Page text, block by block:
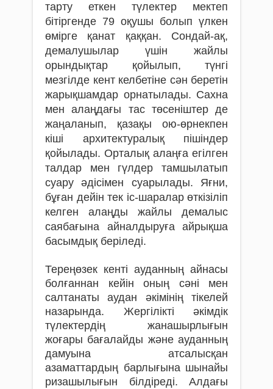
тарту еткен түлектер мектеп
бітіргенде 79 оқушы болып үлкен
өмірге қанат қаққан. Сондай-ақ,
демалушылар үшін жайлы
орындықтар қойылып, түнгі
мезгілде кент келбетіне сән беретін
жарықшамдар орнатылады. Сахна
мен алаңдағы тас төсеніштер де
жаңаланып, қазақы ою-өрнекпен
кіші архитектуралық пішіндер
қойылады. Орталық алаңға егілген
талдар мен гүлдер тамшылатып
суару әдісімен суарылады. Яғни,
бұған дейін тек іс-шаралар өткізіліп
келген алаңды жайлы демалыс
саябағына айналдыруға айрықша
басымдық беріледі.
Тереңөзек кенті ауданның айнасы
болғаннан кейін оның сәні мен
салтанаты аудан әкімінің тікелей
назарында. Жергілікті әкімдік
түлектердің жанашырлығын
жоғары бағалайды және ауданның
дамуына атсалысқан
азаматтардың барлығына шынайы
ризашылығын білдіреді. Алдағы